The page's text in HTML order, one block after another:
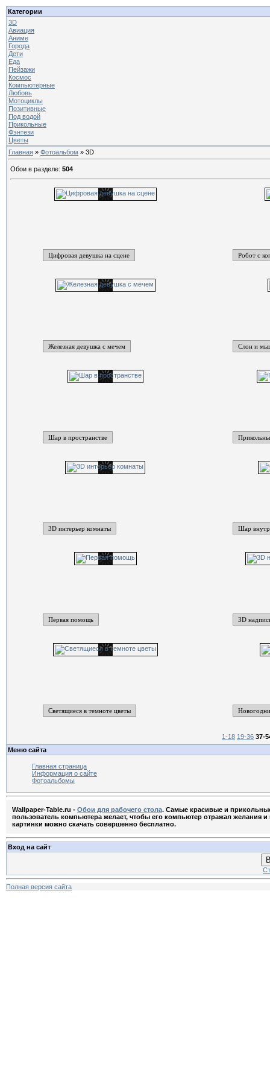
Категории
3D
Авиация
Аниме
Города
Дети
Еда
Пейзажи
Космос
Компьютерные
Любовь
Мотоциклы
Позитивные
Под водой
Прикольные
Фэнтези
Цветы
Главная » Фотоальбом » 3D
Обои в разделе: 504
Цифровая девушка на сцене Робот с
Железная девушка с мечем Слон и
Шар в пространстве
3D интерьер комнаты Шар
Первая помощь 3D
Светящиеся в темноте цветы
1-18 19-36 37-
Меню сайта
Главная страница
Информация о сайте
Фотоальбомы
Wallpaper-Table.ru - Обои для рабочего стола. Самые красивые и
пользователь компьютера желает, чтобы его компьютер отражал желания
картинки можно скачать совершенно бесплатно.
Вход на сайт
Полная версия сайта